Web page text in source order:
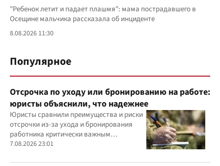
"Ребенок летит и падает плашмя": мама пострадавшего в
Осещине мальчика рассказала об инциденте
8.08.2026 11:30
Популярное
Отсрочка по уходу или бронированию на работе:
юристы объяснили, что надежнее
Юристы сравнили преимущества и риски
отсрочки из-за ухода и бронирования
работника критически важным
предприятием
7.08.2026 23:01